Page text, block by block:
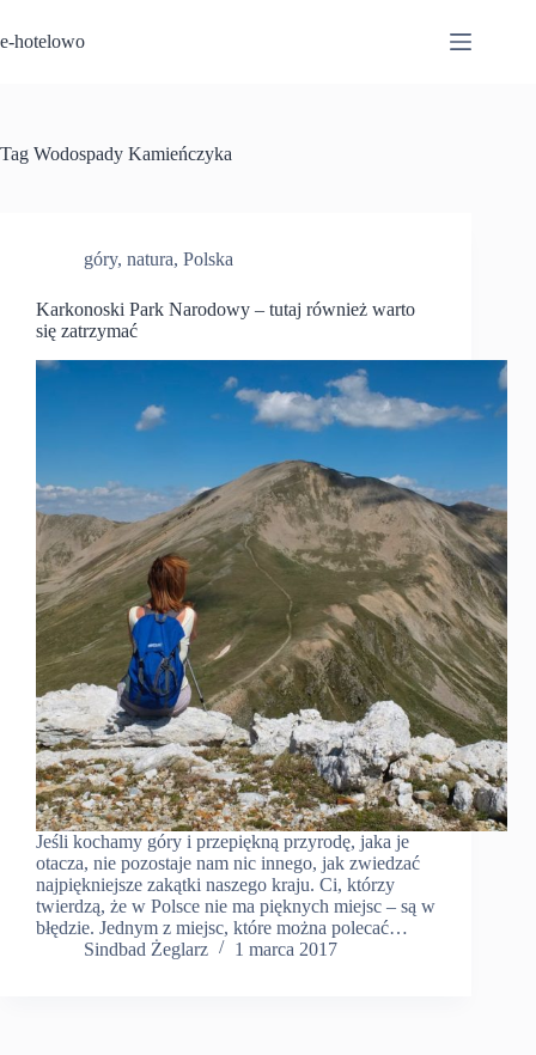
do
treści
e-hotelowo
Tag Wodospady Kamieńczyka
góry, natura, Polska
Karkonoski Park Narodowy – tutaj również warto
się zatrzymać
Jeśli kochamy góry i przepiękną przyrodę, jaka je
otacza, nie pozostaje nam nic innego, jak zwiedzać
najpiękniejsze zakątki naszego kraju. Ci, którzy
twierdzą, że w Polsce nie ma pięknych miejsc – są w
błędzie. Jednym z miejsc, które można polecać…
Sindbad Żeglarz
1 marca 2017